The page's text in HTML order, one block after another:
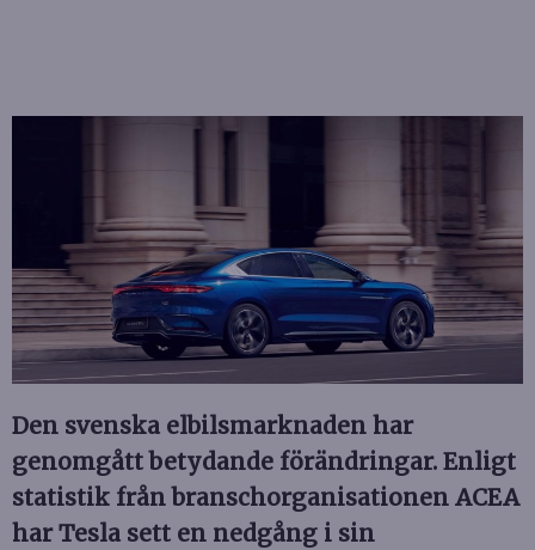
Den svenska elbilsmarknaden har
genomgått betydande förändringar. Enligt
statistik från branschorganisationen ACEA
har Tesla sett en nedgång i sin